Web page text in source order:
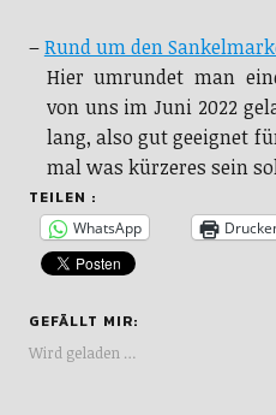
–Rund um den
Hier umrundet man
von uns im Juni 2022
lang, also gut geeignet
mal was kürzeres sein
TEILEN :
WhatsApp
GEFÄLLT MIR:
Wird geladen …